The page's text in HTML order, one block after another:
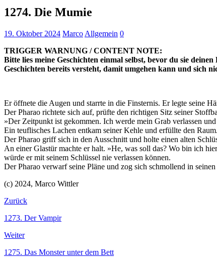
1274. Die Mumie
19. Oktober 2024 Marco Allgemein 0
TRIGGER WARNUNG / CONTENT NOTE:
Bitte lies meine Geschichten einmal selbst, bevor du sie
Geschichten bereits versteht, damit umgehen kann und sich
Er öffnete die Augen und starrte in die Finsternis. Er legte seine
Der Pharao richtete sich auf, prüfte den richtigen Sitz seiner
»Der Zeitpunkt ist gekommen. Ich werde mein Grab verlassen
Ein teuflisches Lachen entkam seiner Kehle und erfüllte den Raum.
Der Pharao griff sich in den Ausschnitt und holte einen alten
An einer Glastür machte er halt. »He, was soll das? Wo bin ich
würde er mit seinem Schlüssel nie verlassen können.
Der Pharao verwarf seine Pläne und zog sich schmollend in
(c) 2024, Marco Wittler
Zurück
1273. Der Vampir
Weiter
1275. Das Monster unter dem Bett